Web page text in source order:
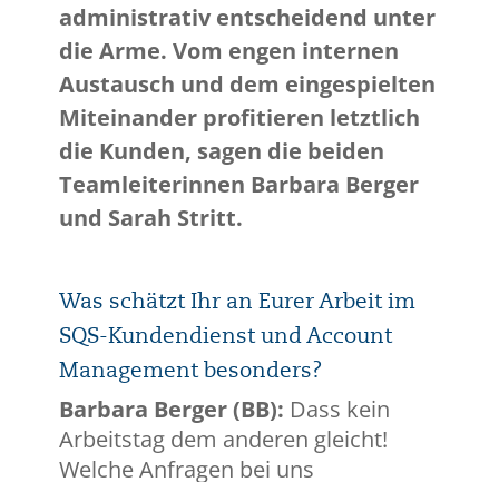
administrativ entscheidend unter
die Arme. Vom engen internen
Austausch und dem eingespielten
Miteinander profitieren letztlich
die Kunden, sagen die beiden
Teamleiterinnen Barbara Berger
und Sarah Stritt.
Was schätzt Ihr an Eurer Arbeit im
SQS-Kundendienst und Account
Management besonders?
Barbara Berger (BB): Dass kein
Arbeitstag dem anderen gleicht!
Welche Anfragen bei uns